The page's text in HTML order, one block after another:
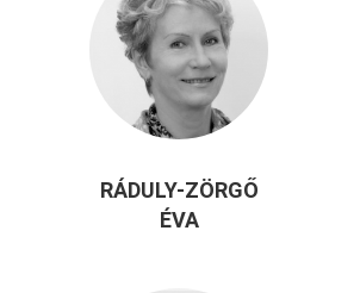
RÁDULY-ZÖRGŐ
ÉVA